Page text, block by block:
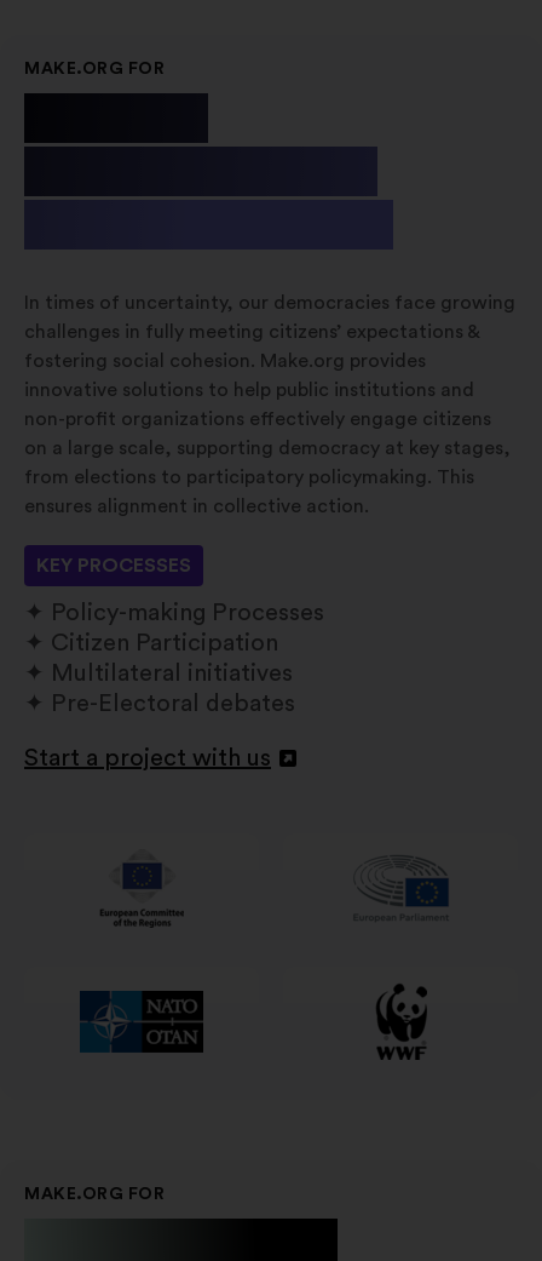
MAKE.ORG FOR
In times of uncertainty, our democracies face growing
challenges in fully meeting citizens’ expectations &
fostering social cohesion. Make.org provides
innovative solutions to help public institutions and
non-profit organizations effectively engage citizens
on a large scale, supporting democracy at key stages,
from elections to participatory policymaking. This
ensures alignment in collective action.
KEY PROCESSES
Policy-making Processes
Citizen Participation
Multilateral initiatives
Pre-Electoral debates
Start a project with us
Deschidere
MAKE.ORG FOR